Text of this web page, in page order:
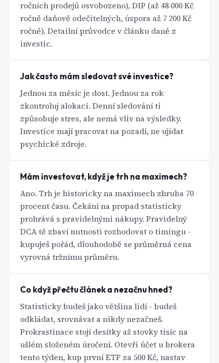
ročních prodejů osvobozeno), DIP (až 48 000 Kč
ročně daňově odečitelných, úspora až 7 200 Kč
ročně). Detailní průvodce v článku daně z
investic.
Jak často mám sledovat své investice?
Jednou za měsíc je dost. Jednou za rok
zkontroluj alokaci. Denní sledování ti
způsobuje stres, ale nemá vliv na výsledky.
Investice mají pracovat na pozadí, ne ujídat
psychické zdroje.
Mám investovat, když je trh na maximech?
Ano. Trh je historicky na maximech zhruba 70
procent času. Čekání na propad statisticky
prohrává s pravidelnými nákupy. Pravidelný
DCA tě zbaví nutnosti rozhodovat o timingu -
kupuješ pořád, dlouhodobě se průměrná cena
vyrovná tržnímu průměru.
Co když přečtu článek a nezačnu hned?
Statisticky budeš jako většina lidí - budeš
odkládat, srovnávat a nikdy nezačneš.
Prokrastinace stojí desítky až stovky tisíc na
ušlém složeném úročení. Otevři účet u brokera
tento týden, kup první ETF za 500 Kč, nastav